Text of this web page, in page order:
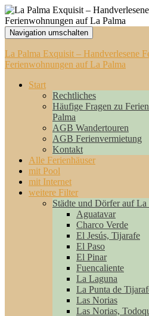
Navigation umschalten
La Palma Exquisit – Handverlesene
Ferienwohnungen auf La Palma
Start
Rechtliches
Häufige Fragen zu
Palma
AGB Wandertouren
AGB Ferienvermietung
Kontakt
Alle Ferienhäuser
mit Pool
mit Internet
weitere Filter
Städte und Dörfer auf La
Aguatavar
Charco Verde
El Jesús, Tijarafe
El Paso
El Pinar
Fuencaliente
La Laguna
La Punta de
Las Norias
Las Norias,